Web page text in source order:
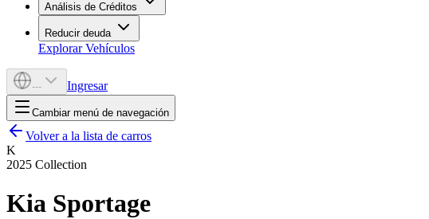
Análisis de Créditos
Reducir deuda
Explorar Vehículos
--- Ingresar
Cambiar menú de navegación
Volver a la lista de carros
K
2025 Collection
Kia Sportage